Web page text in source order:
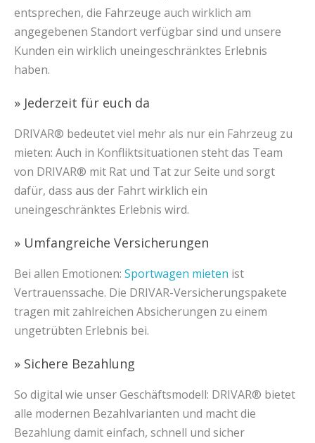
entsprechen, die Fahrzeuge auch wirklich am
angegebenen Standort verfügbar sind und unsere
Kunden ein wirklich uneingeschränktes Erlebnis
haben.
» Jederzeit für euch da
DRIVAR® bedeutet viel mehr als nur ein Fahrzeug zu
mieten: Auch in Konfliktsituationen steht das Team
von DRIVAR® mit Rat und Tat zur Seite und sorgt
dafür, dass aus der Fahrt wirklich ein
uneingeschränktes Erlebnis wird.
» Umfangreiche Versicherungen
Bei allen Emotionen: Sportwagen mieten ist
Vertrauenssache. Die DRIVAR-Versicherungspakete
tragen mit zahlreichen Absicherungen zu einem
ungetrübten Erlebnis bei.
» Sichere Bezahlung
So digital wie unser Geschäftsmodell: DRIVAR® bietet
alle modernen Bezahlvarianten und macht die
Bezahlung damit einfach, schnell und sicher